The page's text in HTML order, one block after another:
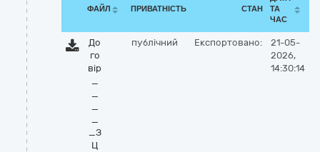
ФАЙЛ ПРИВАТНІСТЬ СТАН
ТА
ЧАС
До
го
вір
_
_
_
_
_З
Ц
публічний Експортовано:
21-05-
2026,
14:30:14